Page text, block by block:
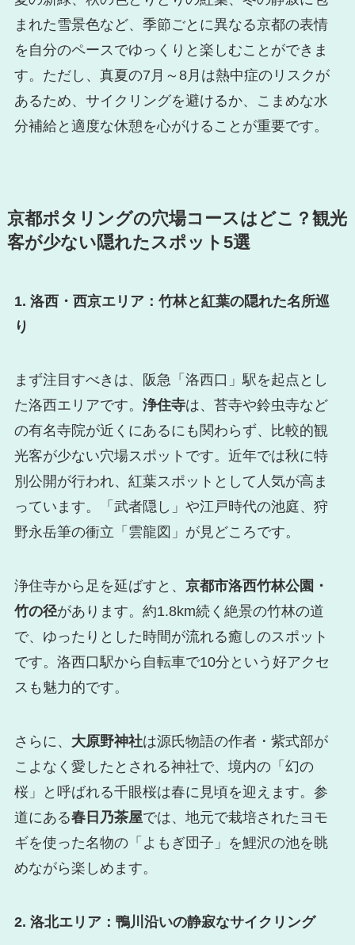
まれた雪景色など、季節ごとに異なる京都の表情
を自分のペースでゆっくりと楽しむことができま
す。ただし、真夏の7月～8月は熱中症のリスクが
あるため、サイクリングを避けるか、こまめな水
分補給と適度な休憩を心がけることが重要です。
京都ポタリングの穴場コースはどこ？観光
客が少ない隠れたスポット5選
1. 洛西・西京エリア：竹林と紅葉の隠れた名所巡
り
まず注目すべきは、阪急「洛西口」駅を起点とし
た洛西エリアです。 浄住寺は、苔寺や鈴虫寺など
の有名寺院が近くにあるにも関わらず、比較的観
光客が少ない穴場スポットです。近年では秋に特
別公開が行われ、紅葉スポットとして人気が高ま
っています。「武者隠し」や江戸時代の池庭、狩
野永岳筆の衝立「雲龍図」が見どころです。
浄住寺から足を延ばすと、 京都市洛西竹林公園・
竹の径があります。約1.8km続く絶景の竹林の道
で、ゆったりとした時間が流れる癒しのスポット
です。洛西口駅から自転車で10分という好アクセ
スも魅力的です。
さらに、 大原野神社は源氏物語の作者・紫式部が
こよなく愛したとされる神社で、境内の「幻の
桜」と呼ばれる千眼桜は春に見頃を迎えます。参
道にある春日乃茶屋では、地元で栽培されたヨモ
ギを使った名物の「よもぎ団子」を鯉沢の池を眺
めながら楽しめます。
2. 洛北エリア：鴨川沿いの静寂なサイクリング